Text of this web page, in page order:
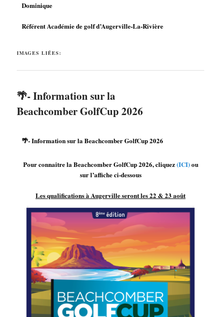
Dominique
Référent Académie de golf d’Augerville-La-Rivière
IMAGES LIÉES:
🌴- Information sur la
Beachcomber GolfCup 2026
🌴- Information sur la Beachcomber GolfCup 2026
Pour connaitre la Beachcomber GolfCup 2026, cliquez(ICI)ou
sur l’affiche ci-dessous
Les qualifications à Augerville seront les 22 & 23 août